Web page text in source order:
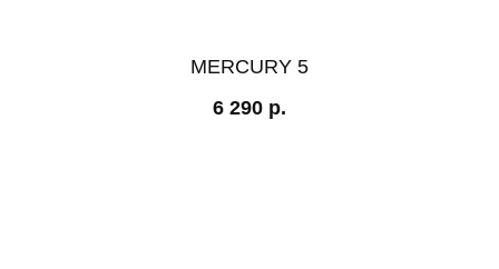
MERCURY 5
6 290 р.